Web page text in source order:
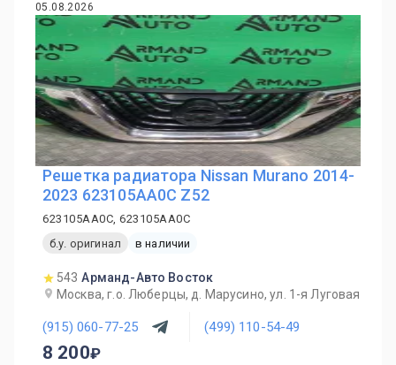
05.08.2026
Решетка радиатора Nissan Murano 2014-
2023 623105AA0C Z52
623105AA0C, 623105AA0C
б.у. оригинал
в наличии
543 Арманд-Авто Восток
Москва, г.о. Люберцы, д. Марусино, ул. 1-я Луговая
(915) 060-77-25 (499) 110-54-49
8 200